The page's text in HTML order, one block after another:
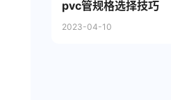
pvc管规格选择技巧
2023-04-10